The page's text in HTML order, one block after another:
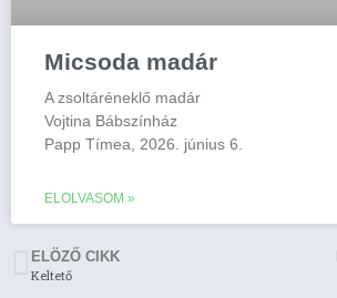
Micsoda madár
A zsoltáréneklő madár
Vojtina Bábszínház
Papp Tímea, 2026. június 6.
ELOLVASOM »
ELÖZŐ CIKK
Keltető